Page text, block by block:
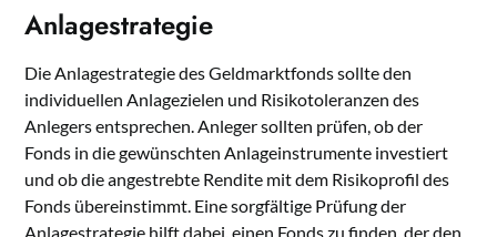
Anlagestrategie
Die Anlagestrategie des Geldmarktfonds sollte den
individuellen Anlagezielen und Risikotoleranzen des
Anlegers entsprechen. Anleger sollten prüfen, ob der
Fonds in die gewünschten Anlageinstrumente investiert
und ob die angestrebte Rendite mit dem Risikoprofil des
Fonds übereinstimmt. Eine sorgfältige Prüfung der
Anlagestrategie hilft dabei, einen Fonds zu finden, der den